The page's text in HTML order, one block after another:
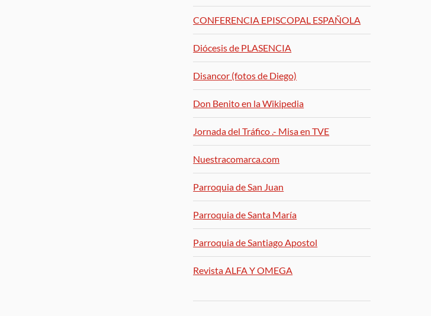
CONFERENCIA EPISCOPAL ESPAÑOLA
Diócesis de PLASENCIA
Disancor (fotos de Diego)
Don Benito en la Wikipedia
Jornada del Tráfico .- Misa en TVE
Nuestracomarca.com
Parroquia de San Juan
Parroquia de Santa María
Parroquia de Santiago Apostol
Revista ALFA Y OMEGA